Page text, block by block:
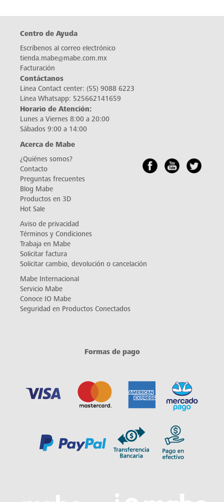
Centro de Ayuda
Escríbenos al correo electrónico
tienda.mabe@mabe.com.mx
Facturación
Contáctanos
Línea Contact center: (55) 9088 6223
Línea Whatsapp: 525662141659
Horario de Atención:
Lunes a Viernes 8:00 a 20:00
Sábados 9:00 a 14:00
Acerca de Mabe
¿Quiénes somos?
Contacto
Preguntas frecuentes
Blog Mabe
Productos en 3D
Hot Sale
Aviso de privacidad
Términos y Condiciones
Trabaja en Mabe
Solicitar factura
Solicitar cambio, devolución o cancelación
Mabe Internacional
Servicio Mabe
Conoce IO Mabe
Seguridad en Productos Conectados
Formas de pago